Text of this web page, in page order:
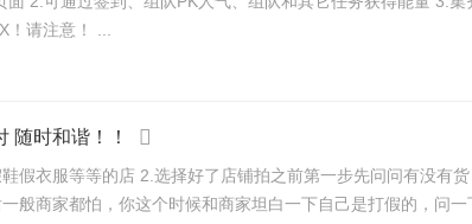
随时和谐！！
假衣服等等的店 2.选择好了店铺拍之前第一步先问问有没有
般商家都怕，你这个时候和商家坦白一下自己是打假的，问一